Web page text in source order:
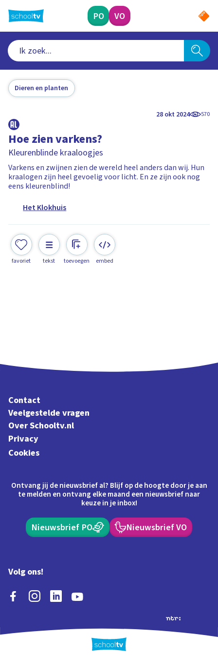
naar
hoofdinhoud
PO VO
Dieren en planten
28 okt 2024 570
Hoe zien varkens?
Kleurenblinde kraaloogjes
Varkens en zwijnen zien de wereld heel anders dan wij. Hun
kraalogen zijn heel gevoelig voor licht. En ze zijn ook nog
eens kleurenblind!
Het Klokhuis
favoriet tekst toevoegen embed
Contact
Veelgestelde vragen
Over Schooltv.nl
Privacy
Cookies
Ontvang jij de nieuwsbrief al? Blijf op de hoogte door je aan
te melden en ontvang elke maand een nieuwsbrief naar
keuze in je inbox!
Nieuwsbrief PO Nieuwsbrief VO
Volg ons!